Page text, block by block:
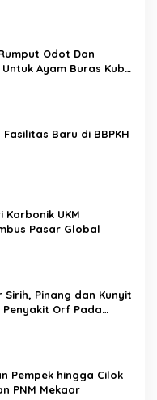
Odot Dan
Ayam Buras Kub
Baru di BBPKH
Karbonik UKM
Pasar Global
Sirih, Pinang dan Kunyit
Orf Pada
Pempek hingga Cilok
PNM Mekaar